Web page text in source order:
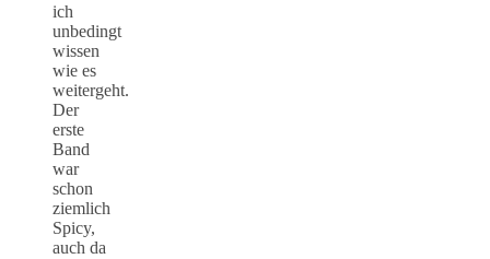
ich
unbedingt
wissen
wie es
weitergeht.
Der
erste
Band
war
schon
ziemlich
Spicy,
auch da